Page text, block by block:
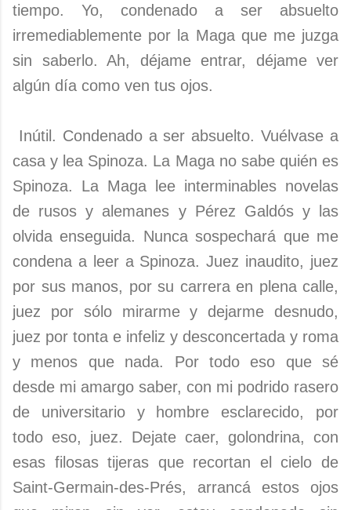
tiempo. Yo, condenado a ser absuelto
irremediablemente por la Maga que me juzga
sin saberlo. Ah, déjame entrar, déjame ver
algún día como ven tus ojos.
Inútil. Condenado a ser absuelto. Vuélvase a
casa y lea Spinoza. La Maga no sabe quién es
Spinoza. La Maga lee interminables novelas
de rusos y alemanes y Pérez Galdós y las
olvida enseguida. Nunca sospechará que me
condena a leer a Spinoza. Juez inaudito, juez
por sus manos, por su carrera en plena calle,
juez por sólo mirarme y dejarme desnudo,
juez por tonta e infeliz y desconcertada y roma
y menos que nada. Por todo eso que sé
desde mi amargo saber, con mi podrido rasero
de universitario y hombre esclarecido, por
todo eso, juez. Dejate caer, golondrina, con
esas filosas tijeras que recortan el cielo de
Saint-Germain-des-Prés, arrancá estos ojos